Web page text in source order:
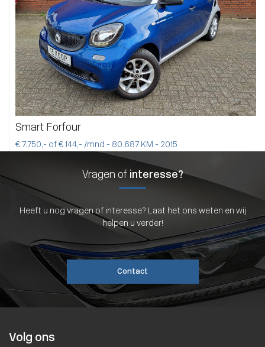
Smart Forfour
€ 7.750,- of € 144,- /mnd - 80.687 KM - 2015
Vragen of interesse?
Heeft u nog vragen of interesse? Laat het ons weten en wij
helpen u verder!
Contact
Volg ons